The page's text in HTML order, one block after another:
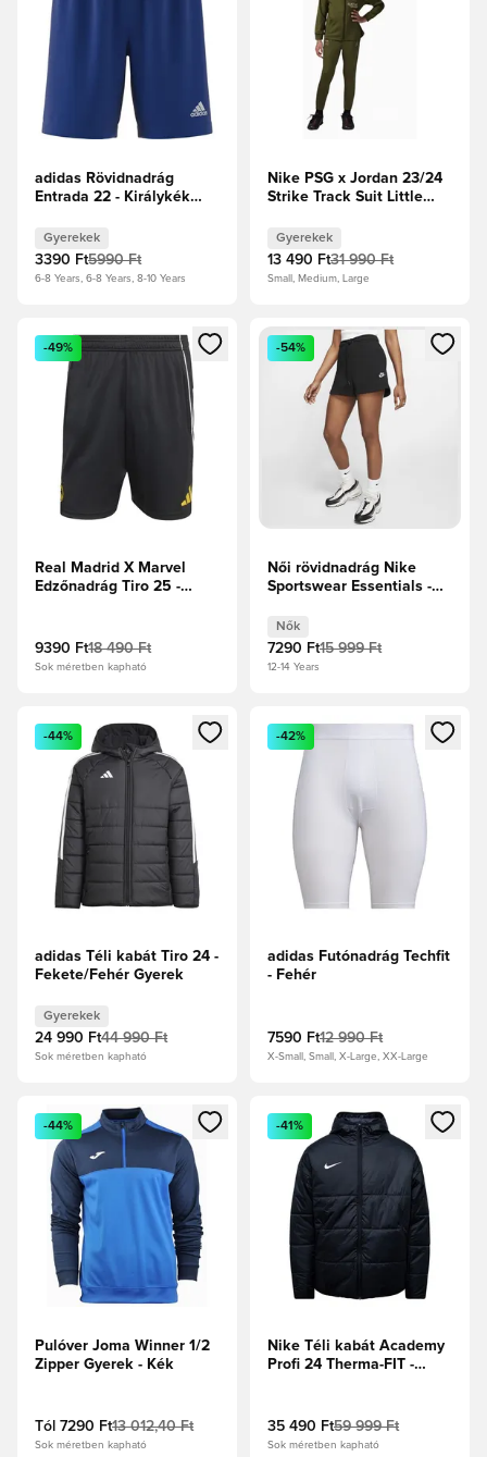
adidas Rövidnadrág
Entrada 22 - Királykék
Gyerekek
3390 Ft5990 Ft
6-8 Years, 6-8 Years, 8-10 Years
Nike PSG x Jordan 23/24
Strike Track Suit Little
Gyerekek
13 490 Ft31 990 Ft
Small, Medium, Large
Megnyit egy modált a bejelentkezéshez vagy a tagként
-49%
Real Madrid X Marvel
Edzőnadrág Tiro 25 -
9390 Ft18 490 Ft
Sok méretben kapható
Megnyit egy modált a
-54%
Női rövidnadrág Nike
Sportswear Essentials -
Nők
7290 Ft15 999 Ft
12-14 Years
Megnyit egy modált a bejelentkezéshez vagy a tagként
-44%
adidas Téli kabát Tiro 24 -
Fekete/Fehér Gyerek
Gyerekek
24 990 Ft44 990 Ft
Sok méretben kapható
Megnyit egy modált a
-42%
adidas Futónadrág Techfit
- Fehér
7590 Ft12 990 Ft
X-Small, Small, X-Large, XX-Large
Megnyit egy modált a bejelentkezéshez vagy a tagként
-44%
Pulóver Joma Winner 1/2
Zipper Gyerek - Kék
Tól 7290 Ft13 012,40 Ft
Sok méretben kapható
Megnyit egy modált a
-41%
Nike Téli kabát Academy
Profi 24 Therma-FIT -
35 490 Ft59 999 Ft
Sok méretben kapható